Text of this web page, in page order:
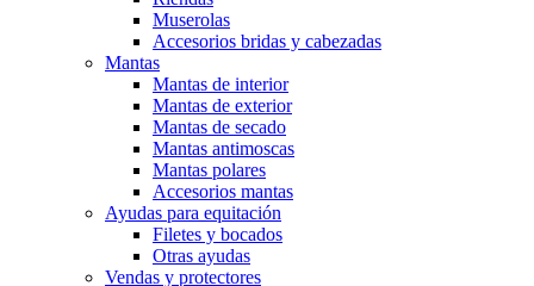
Muserolas
Accesorios bridas y cabezadas
Mantas
Mantas de interior
Mantas de exterior
Mantas de secado
Mantas antimoscas
Mantas polares
Accesorios mantas
Ayudas para equitación
Filetes y bocados
Otras ayudas
Vendas y protectores